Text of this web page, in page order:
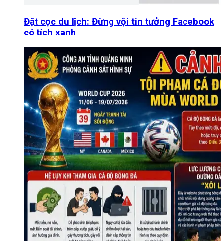
Đặt cọc du lịch: Đừng vội tin tưởng Facebook
có tích xanh